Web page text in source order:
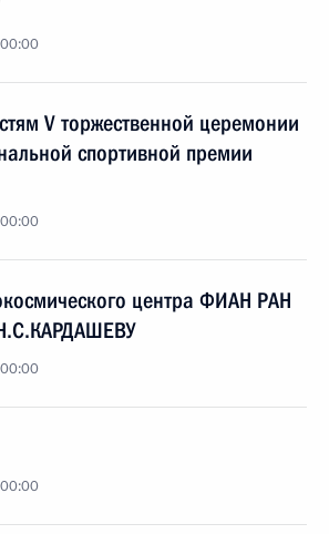
V торжественной церемонии
спортивной премии
центра ФИАН РАН